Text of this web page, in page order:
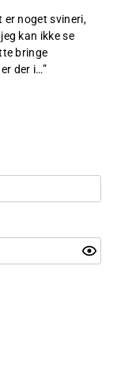
er noget svineri,
kan ikke se
bringe
der i…”